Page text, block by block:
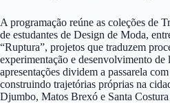
A programação reúne as coleções de
de estudantes de Design de Moda,
“Ruptura”, projetos que traduzem
experimentação e desenvolvimento
apresentações dividem a passarela
construindo trajetórias próprias na
Djumbo, Matos Brexó e Santa Costura